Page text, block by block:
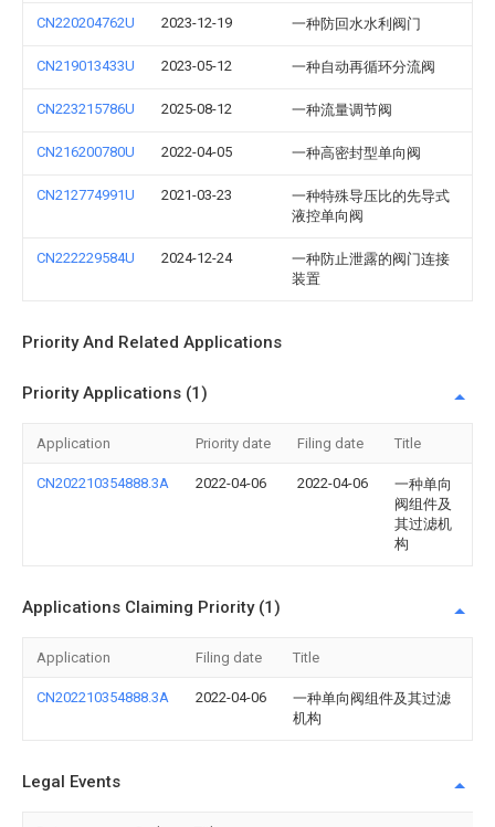
CN220204762U 2023-12-19 一种防回水水利阀门
CN219013433U 2023-05-12 一种自动再循环分流阀
CN223215786U 2025-08-12 一种流量调节阀
CN216200780U 2022-04-05 一种高密封型单向阀
CN212774991U 2021-03-23
一种特殊导压比的先导式
液控单向阀
CN222229584U 2024-12-24
一种防止泄露的阀门连接
装置
Priority And Related Applications
Priority Applications (1)
Application Priority date Filing date Title
CN202210354888.3A 2022-04-06 2022-04-06
一种单向
阀组件及
其过滤机
构
Applications Claiming Priority (1)
Application Filing date Title
CN202210354888.3A 2022-04-06
一种单向阀组件及其过滤
机构
Legal Events